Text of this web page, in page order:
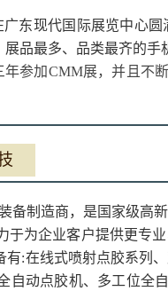
东现代国际展览中心
品最多、品类最齐的手
参加CMM展，并且不
备制造商，是国家级高
于为企业客户提供更专
:在线式喷射点胶系列
动点胶机、多工位全